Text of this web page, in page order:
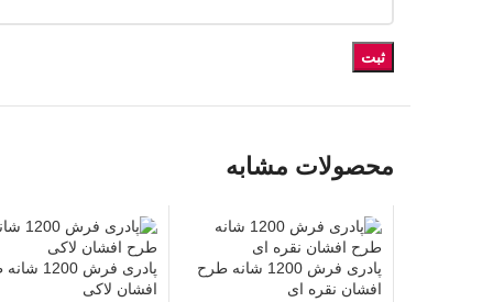
محصولات مشابه
پادری فرش 1200 شانه طرح
افشان نقره ای
پادری فرش
افشان لاکی